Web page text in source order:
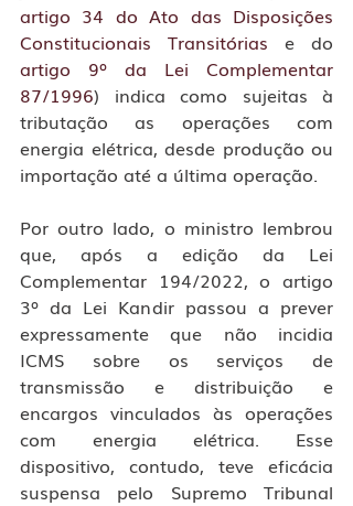
artigo 34 do Ato das Disposições
Constitucionais Transitórias
artigo 9º da Lei Complementar
87/1996) indica como sujeitas à
tributação as operações com
energia elétrica, desde produção ou
importação até a última operação.
Por outro lado, o ministro lembrou
que, após a edição da Lei
Complementar 194/2022, o artigo
3º da Lei Kandir passou a prever
expressamente que não incidia
ICMS sobre os serviços de
transmissão e distribuição e
encargos vinculados às operações
com energia elétrica. Esse
dispositivo, contudo, teve eficácia
suspensa pelo Supremo Tribunal